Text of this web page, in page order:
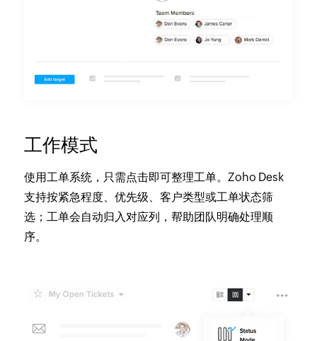
工作模式
使用工单系统，只需点击即可整理工单。Zoho Desk
支持按紧急程度、优先级、客户类型或工单状态筛
选；工单会自动归入对应列，帮助团队明确处理顺
序。